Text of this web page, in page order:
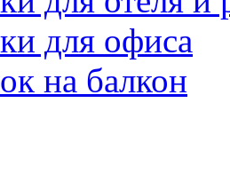
для офиса
на балкон